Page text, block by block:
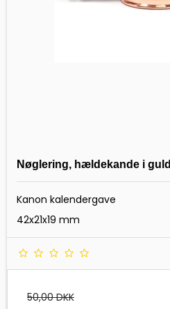
Nøglering, hældekande i guld
Kanon kalendergave
42x21x19 mm
50,00 DKK